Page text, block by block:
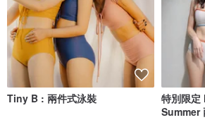
Tiny B : 兩件式泳裝
特別限
Summer